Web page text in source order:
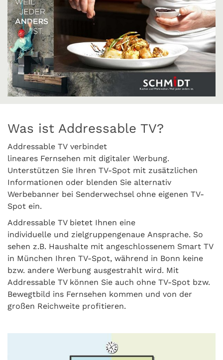
Was ist Addressable TV?
Addressable TV verbindet
lineares Fernsehen mit digitaler Werbung.
Unterstützen Sie Ihren TV-Spot mit zusätzlichen
Informationen oder blenden Sie alternativ
Werbebanner bei Senderwechsel ohne eigenen TV-
Spot ein.
Addressable TV bietet Ihnen eine
individuelle und zielgruppengenaue Ansprache. So
sehen z.B. Haushalte mit angeschlossenem Smart TV
in München Ihren TV-Spot, während in Bonn keine
bzw. andere Werbung ausgestrahlt wird. Mit
Addressable TV können Sie auch ohne TV-Spot bzw.
Bewegtbild ins Fernsehen kommen und von der
großen Reichweite profitieren.